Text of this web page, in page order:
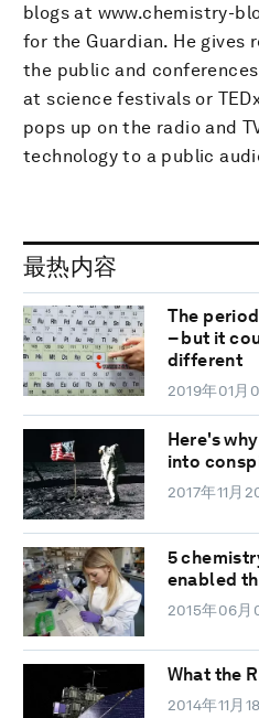
blogs at www.chemistry-
for the Guardian. He gives
the public and
at science festivals or
pops up on the radio and
technology to a public
最热内容
The
– but it
different
2019年01月
Here's
into
2017年11月
5
enabled
2015年06月
What the
2014年11月